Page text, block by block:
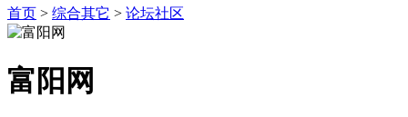
首页 > 综合其它 > 论坛社区
富阳网